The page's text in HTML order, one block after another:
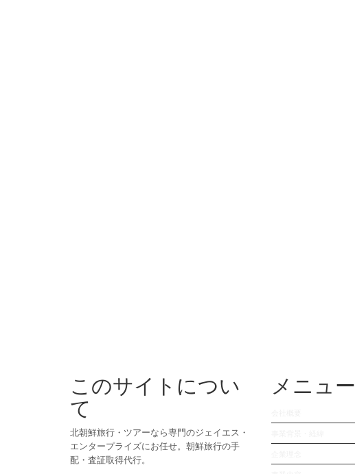
このサイトについ
て
北朝鮮旅行・ツアーなら専門のジェイエス・
エンタープライズにお任せ。朝鮮旅行の手
配・査証取得代行。
メニュー